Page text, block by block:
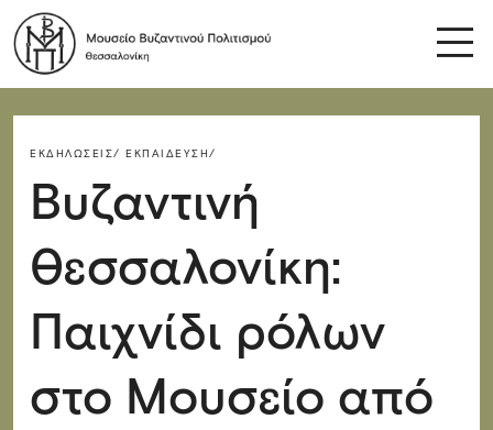
ΕΚΔΗΛΏΣΕΙΣ/ ΕΚΠΑΊΔΕΥΣΗ/
Βυζαντινή
Θεσσαλονίκη:
Παιχνίδι ρόλων
στο Μουσείο από